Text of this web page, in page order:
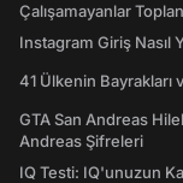
Çalışamayanlar
Instagram Giriş Nasıl
41 Ülkenin Bayrakları
GTA San Andreas
Andreas Şifreleri
IQ Testi: IQ'unuzun